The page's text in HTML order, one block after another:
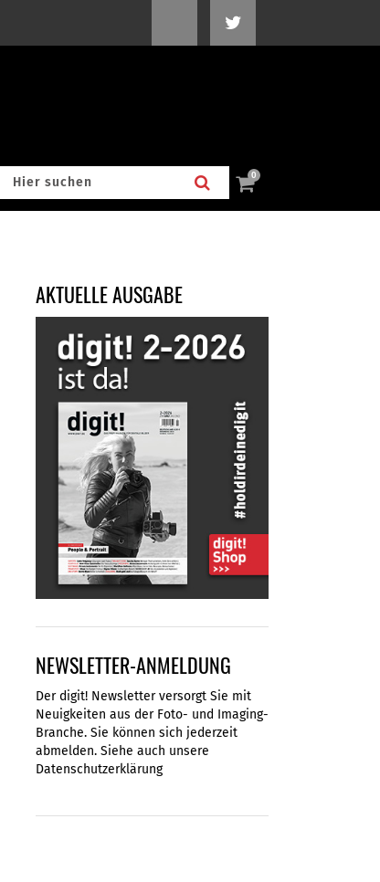
0
AKTUELLE AUSGABE
NEWSLETTER-ANMELDUNG
Der digit! Newsletter versorgt Sie mit
Neuigkeiten aus der Foto- und Imaging-
Branche. Sie können sich jederzeit
abmelden. Siehe auch unsere
Datenschutzerklärung